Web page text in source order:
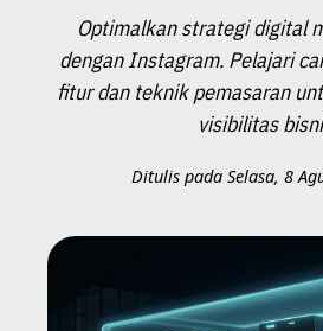
Optimalkan strategi digital
dengan Instagram. Pelajari
fitur dan teknik pemasaran
visibilitas
Ditulis pada Selasa, 8